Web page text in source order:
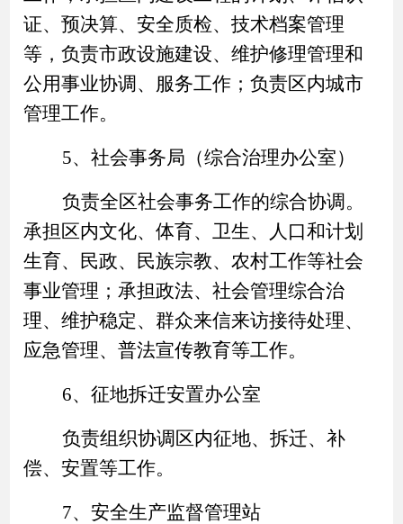
证、预决算、安全质检、技术档案管理
等，负责市政设施建设、维护修理管理和
公用事业协调、服务工作；负责区内城市
管理工作。
5、社会事务局（综合治理办公室）
负责全区社会事务工作的综合协调。
承担区内文化、体育、卫生、人口和计划
生育、民政、民族宗教、农村工作等社会
事业管理；承担政法、社会管理综合治
理、维护稳定、群众来信来访接待处理、
应急管理、普法宣传教育等工作。
6、征地拆迁安置办公室
负责组织协调区内征地、拆迁、补
偿、安置等工作。
7、安全生产监督管理站